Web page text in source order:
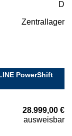
D
Zentrallager
PowerShift
28.999,00 €
ausweisbar